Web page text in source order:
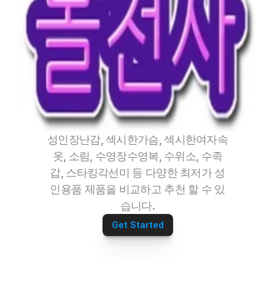
성인장난감, 섹시한가슴, 섹시한여자속
옷, 소림, 수영장수영복, 수위소, 수족
갑, 스타킹각선미 등 다양한 최저가 성
인용품 제품을 비교하고 추천 할 수 있
습니다.
Get Started